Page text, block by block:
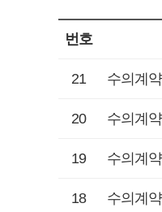
번호
21 수의계
20 수의계
19 수의계
18 수의계